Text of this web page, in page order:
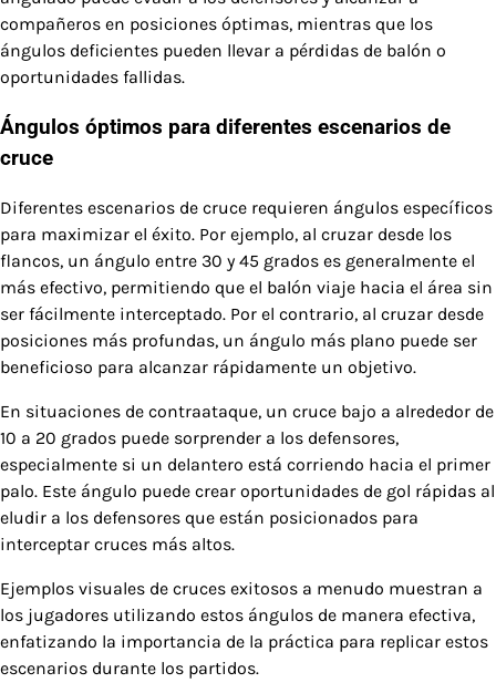
compañeros en posiciones óptimas, mientras que los
ángulos deficientes pueden llevar a pérdidas de balón o
oportunidades fallidas.
Ángulos óptimos para diferentes escenarios de
cruce
Diferentes escenarios de cruce requieren ángulos específicos
para maximizar el éxito. Por ejemplo, al cruzar desde los
flancos, un ángulo entre 30 y 45 grados es generalmente el
más efectivo, permitiendo que el balón viaje hacia el área sin
ser fácilmente interceptado. Por el contrario, al cruzar desde
posiciones más profundas, un ángulo más plano puede ser
beneficioso para alcanzar rápidamente un objetivo.
En situaciones de contraataque, un cruce bajo a alrededor de
10 a 20 grados puede sorprender a los defensores,
especialmente si un delantero está corriendo hacia el primer
palo. Este ángulo puede crear oportunidades de gol rápidas al
eludir a los defensores que están posicionados para
interceptar cruces más altos.
Ejemplos visuales de cruces exitosos a menudo muestran a
los jugadores utilizando estos ángulos de manera efectiva,
enfatizando la importancia de la práctica para replicar estos
escenarios durante los partidos.